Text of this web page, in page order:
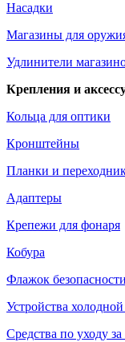
Насадки
Магазины для
Удлинители
Крепления и
Кольца для оптики
Кронштейны
Планки и
Адаптеры
Крепежи для фонаря
Кобура
Флажок безопасности
Устройства
Средства по уходу